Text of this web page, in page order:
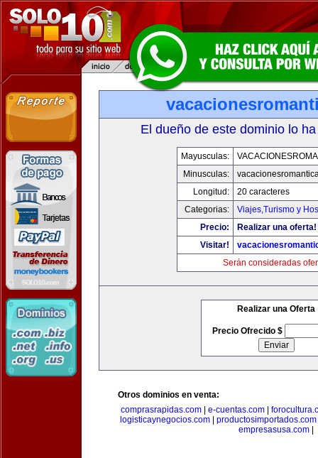
El dueño de este dominio lo
Mayusculas:
Minusculas:
Longitud:
20 caracteres
Categorias:
Viajes,Turismo y
Precio:
Realizar una oferta!
Visitar!
Serán consideradas
Realizar una Oferta
Precio Ofrecido $
Otros dominios en venta:
comprasrapidas.com
e-cuentas.com
logisticaynegocios.com
productosimportados.com
empresasusa.com